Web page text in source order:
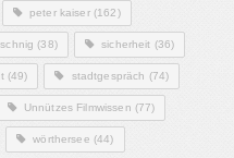
peter kaiser(162)
(38) sicherheit (36)
(49) stadtgespräch (74)
Unnützes Filmwissen (77)
wörthersee (44)